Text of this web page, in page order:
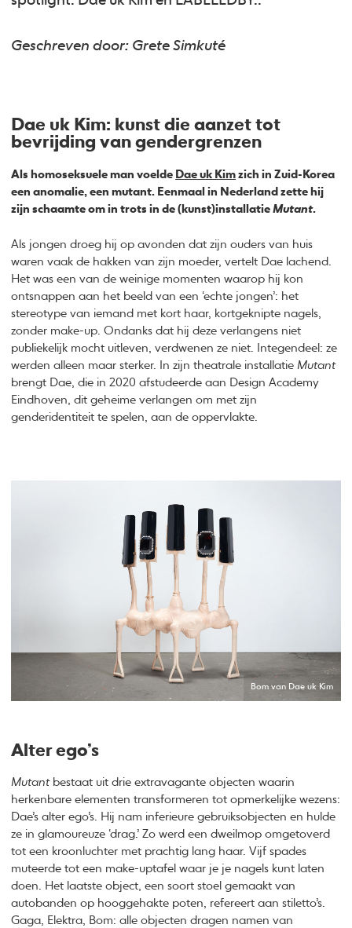
Geschreven door: Grete Simkuté
Dae uk Kim: kunst die aanzet tot
bevrijding van gendergrenzen
Als homoseksuele man voelde Dae uk Kim zich in Zuid-Korea
een anomalie, een mutant. Eenmaal in Nederland zette hij
zijn schaamte om in trots in de (kunst)installatieMutant.
Als jongen droeg hij op avonden dat zijn ouders van huis
waren vaak de hakken van zijn moeder, vertelt Dae lachend.
Het was een van de weinige momenten waarop hij kon
ontsnappen aan het beeld van een ‘echte jongen’: het
stereotype van iemand met kort haar, kortgeknipte nagels,
zonder make-up. Ondanks dat hij deze verlangens niet
publiekelijk mocht uitleven, verdwenen ze niet. Integendeel: ze
werden alleen maar sterker. In zijn theatrale installatie Mutant
brengt Dae, die in 2020 afstudeerde aan Design Academy
Eindhoven, dit geheime verlangen om met zijn
genderidentiteit te spelen, aan de oppervlakte.
Bom van Dae uk Kim
Alter ego’s
Mutant bestaat uit drie extravagante objecten waarin
herkenbare elementen transformeren tot opmerkelijke wezens:
Dae’s alter ego’s. Hij nam inferieure gebruiksobjecten en hulde
ze in glamoureuze ‘drag.’ Zo werd een dweilmop omgetoverd
tot een kroonluchter met prachtig lang haar. Vijf spades
muteerde tot een make-uptafel waar je je nagels kunt laten
doen. Het laatste object, een soort stoel gemaakt van
autobanden op hooggehakte poten, refereert aan stiletto’s.
Gaga, Elektra, Bom: alle objecten dragen namen van